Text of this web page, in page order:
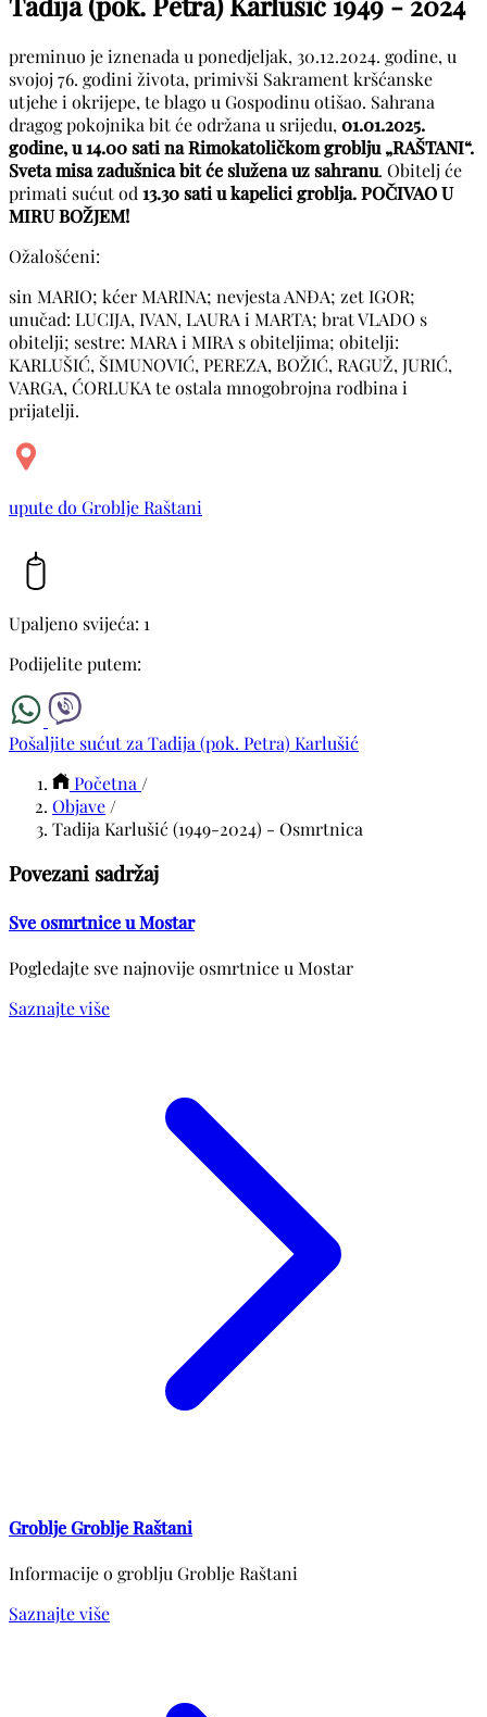
preminuo je iznenada u ponedjeljak, 30.12.2024. godine, u
svojoj 76. godini života, primivši Sakrament kršćanske
utjehe i okrijepe, te blago u Gospodinu otišao. Sahrana
dragog pokojnika bit će održana u srijedu, 01.01.2025.
godine, u 14.00 sati na Rimokatoličkom groblju „RAŠTANI“.
Sveta misa zadušnica bit će služena uz sahranu. Obitelj će
primati sućut od 13.30 sati u kapelici groblja. POČIVAO U
MIRU BOŽJEM!
Ožalošćeni:
sin MARIO; kćer MARINA; nevjesta ANĐA; zet IGOR;
unučad: LUCIJA, IVAN, LAURA i MARTA; brat VLADO s
obitelji; sestre: MARA i MIRA s obiteljima; obitelji:
KARLUŠIĆ, ŠIMUNOVIĆ, PEREZA, BOŽIĆ, RAGUŽ, JURIĆ,
VARGA, ĆORLUKA te ostala mnogobrojna rodbina i
prijatelji.
upute do Groblje Raštani
Upaljeno svijeća: 1
Podijelite putem:
Pošaljite sućut za Tadija (pok. Petra) Karlušić
Početna /
Objave /
Tadija Karlušić (1949-2024) - Osmrtnica
Povezani sadržaj
Sve osmrtnice u Mostar
Pogledajte sve najnovije osmrtnice u Mostar
Saznajte više
Groblje Groblje Raštani
Informacije o groblju Groblje Raštani
Saznajte više